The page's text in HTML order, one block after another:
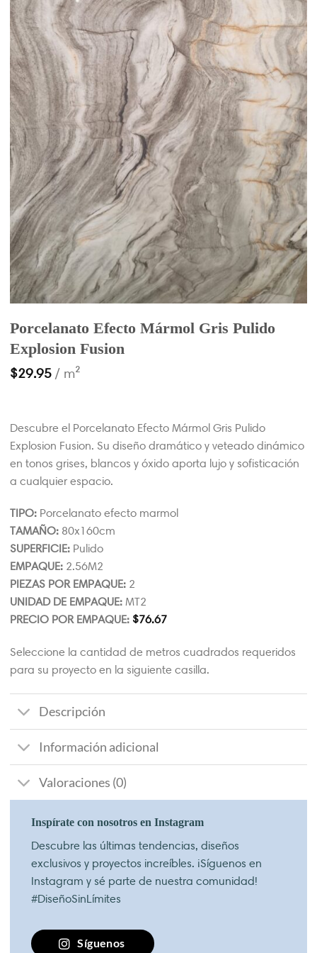
Porcelanato Efecto Mármol Gris Pulido
Explosion Fusion
$29.95 / m²
Descubre el Porcelanato Efecto Mármol Gris Pulido
Explosion Fusion. Su diseño dramático y veteado dinámico
en tonos grises, blancos y óxido aporta lujo y sofisticación
a cualquier espacio.
TIPO: Porcelanato efecto marmol
TAMAÑO: 80x160cm
SUPERFICIE: Pulido
EMPAQUE: 2.56M2
PIEZAS POR EMPAQUE: 2
UNIDAD DE EMPAQUE: MT2
PRECIO POR EMPAQUE: $76.67
Seleccione la cantidad de metros cuadrados requeridos
para su proyecto en la siguiente casilla.
Descripción
Información adicional
Valoraciones (0)
Inspírate con nosotros en Instagram
Descubre las últimas tendencias, diseños
exclusivos y proyectos increíbles. ¡Síguenos en
Instagram y sé parte de nuestra comunidad!
#DiseñoSinLímites
Síguenos